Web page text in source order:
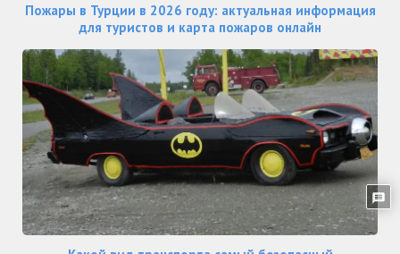
Пожары в Турции в 2026 году: актуальная информация
для туристов и карта пожаров онлайн